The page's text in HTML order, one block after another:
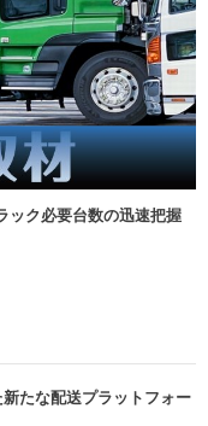
ック必要台数の迅速把握
たな配送プラットフォー